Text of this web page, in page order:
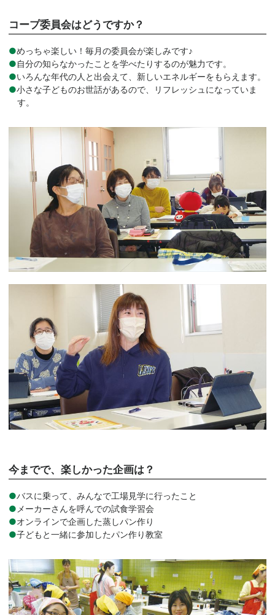
コープ委員会はどうですか？
めっちゃ楽しい！毎月の委員会が楽しみです♪
自分の知らなかったことを学べたりするのが魅力です。
いろんな年代の人と出会えて、新しいエネルギーをもらえます。
小さな子どものお世話があるので、リフレッシュになっていま
す。
今までで、楽しかった企画は？
バスに乗って、みんなで工場見学に行ったこと
メーカーさんを呼んでの試食学習会
オンラインで企画した蒸しパン作り
子どもと一緒に参加したパン作り教室